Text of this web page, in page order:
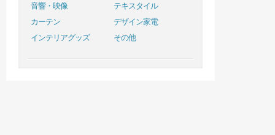
音響・映像
テキスタイル
カーテン
デザイン家電
インテリアグッズ
その他